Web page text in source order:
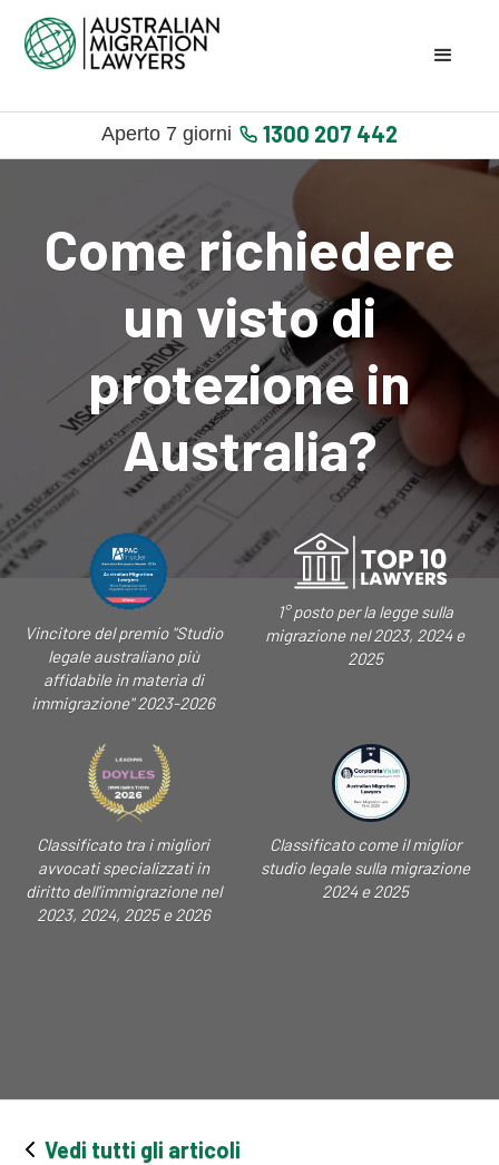
Aperto 7 giorni 1300 207 442
Come richiedere
un visto di
protezione in
Australia?
Vincitore del premio "Studio
legale australiano più
affidabile in materia di
immigrazione" 2023-2026
1° posto per la legge sulla
migrazione nel 2023, 2024 e
2025
Classificato tra i migliori
avvocati specializzati in
diritto dell'immigrazione nel
2023, 2024, 2025 e 2026
Classificato come il miglior
studio legale sulla migrazione
2024 e 2025
Vedi tutti gli articoli